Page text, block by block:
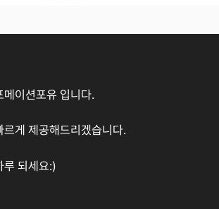
메이션포유 입니다.
게 제공해드리겠습니다.
루 되세요:)